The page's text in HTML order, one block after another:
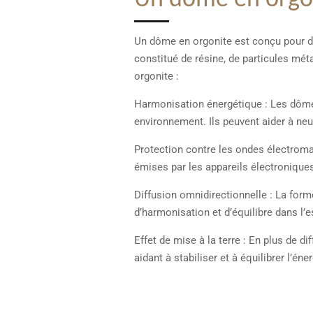
Un dôme en orgonite est conçu pour
constitué de résine, de particules
orgonite :
Harmonisation énergétique : Les
environnement. Ils peuvent aider à
Protection contre les ondes
émises par les appareils
Diffusion omnidirectionnelle : La
d’harmonisation et d’équilibre dans
Effet de mise à la terre : En plus de
aidant à stabiliser et à équilibrer